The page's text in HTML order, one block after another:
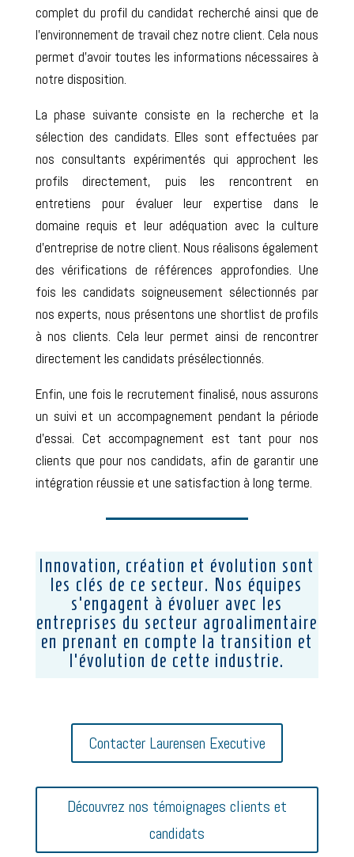
complet du profil du candidat recherché ainsi que de
l’environnement de travail chez notre client. Cela nous
permet d’avoir toutes les informations nécessaires à
notre disposition.
La phase suivante consiste en la recherche et la
sélection des candidats. Elles sont effectuées par
nos consultants expérimentés qui approchent les
profils directement, puis les rencontrent en
entretiens pour évaluer leur expertise dans le
domaine requis et leur adéquation avec la culture
d’entreprise de notre client. Nous réalisons également
des vérifications de références approfondies. Une
fois les candidats soigneusement sélectionnés par
nos experts, nous présentons une shortlist de profils
à nos clients. Cela leur permet ainsi de rencontrer
directement les candidats présélectionnés.
Enfin, une fois le recrutement finalisé, nous assurons
un suivi et un accompagnement pendant la période
d’essai. Cet accompagnement est tant pour nos
clients que pour nos candidats, afin de garantir une
intégration réussie et une satisfaction à long terme.
Innovation, création et évolution sont
les clés de ce secteur. Nos équipes
s’engagent à évoluer avec les
entreprises du secteur agroalimentaire
en prenant en compte la transition et
l’évolution de cette industrie.
Contacter Laurensen Executive
Découvrez nos témoignages clients et
candidats